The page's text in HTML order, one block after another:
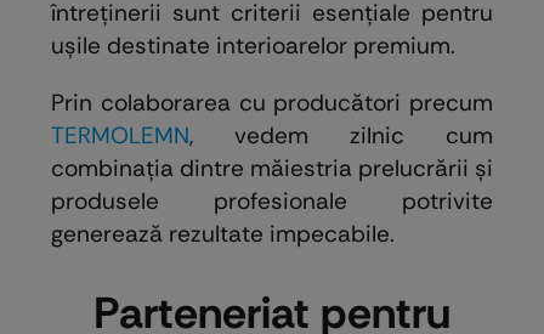
întreținerii sunt criterii esențiale pentru
ușile destinate interioarelor premium.
Prin colaborarea cu producători precum
TERMOLEMN, vedem zilnic cum
combinația dintre măiestria prelucrării și
produsele profesionale potrivite
generează rezultate impecabile.
Parteneriat pentru